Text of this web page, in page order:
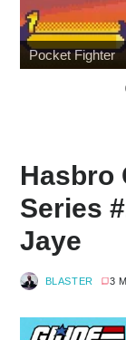
Wonfest : les
Hasbro
Series
Jaye
BLASTER 3